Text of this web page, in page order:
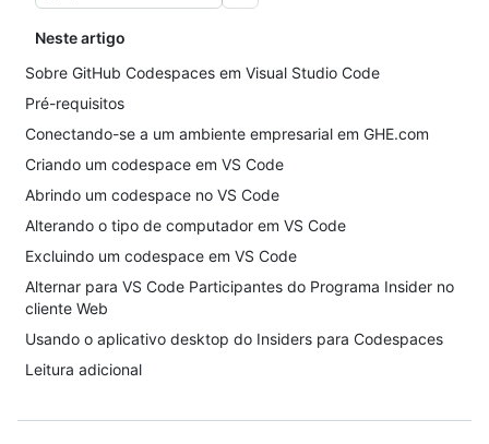
Neste artigo
Sobre GitHub Codespaces em Visual Studio Code
Pré-requisitos
Conectando-se a um ambiente empresarial em GHE.com
Criando um codespace em VS Code
Abrindo um codespace no VS Code
Alterando o tipo de computador em VS Code
Excluindo um codespace em VS Code
Alternar para VS Code Participantes do Programa Insider no
cliente Web
Usando o aplicativo desktop do Insiders para Codespaces
Leitura adicional